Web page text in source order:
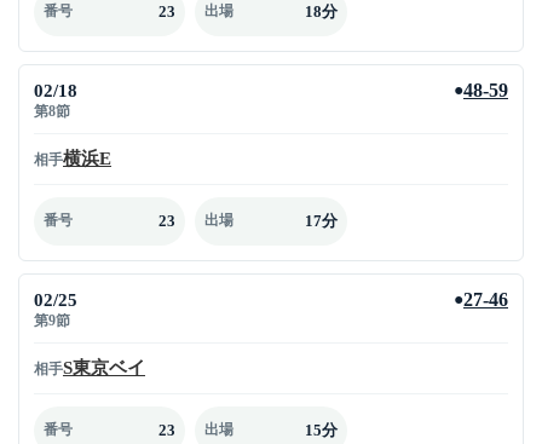
番号 23 出場 18分
02/18
第8節
●48-59
相手横浜E
番号 23 出場 17分
02/25
第9節
●27-46
相手S東京ベイ
番号 23 出場 15分